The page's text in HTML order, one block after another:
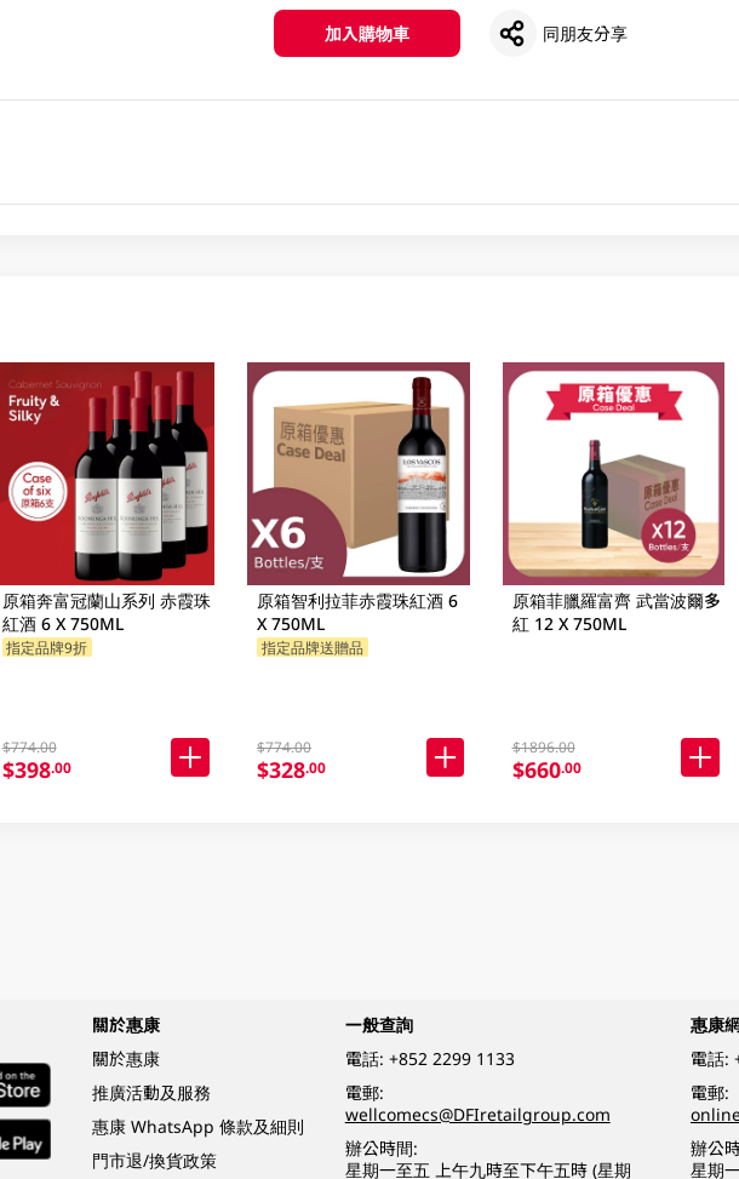
加入購物車 同朋友分享
原箱奔富冠蘭山系列 赤霞珠
紅酒 6 X 750ML
指定品牌9折
$774.00
$398.00
原箱智利拉菲赤霞珠紅酒 6
X 750ML
指定品牌送贈品
$774.00
$328.00
原箱菲臘羅富齊 武當波爾多
紅 12 X 750ML
$1896.00
$660.00
關於惠康
關於惠康
推廣活動及服務
惠康 WhatsApp 條款及細則
門市退/換貨政策
一般查詢
電話: +852 2299 1133
電郵:
wellcomecs@DFIretailgroup.com
辦公時間:
星期一至五 上午九時至下午五時 (星期
惠康
電話:
電郵:
辦公
星期